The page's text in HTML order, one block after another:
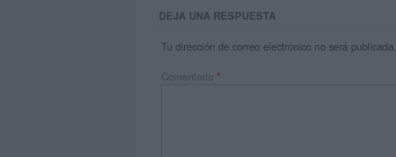
DEJA UNA RESPUESTA
Tu dirección de correo electrónico no será publicada.
Comentario *